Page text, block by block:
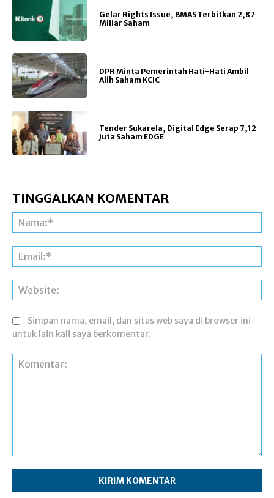
Gelar Rights Issue, BMAS Terbitkan 2,87
Miliar Saham
DPR Minta Pemerintah Hati-Hati Ambil
Alih Saham KCIC
Tender Sukarela, Digital Edge Serap 7,12
Juta Saham EDGE
TINGGALKAN KOMENTAR
Simpan nama, email, dan situs web saya di browser ini
untuk lain kali saya berkomentar.